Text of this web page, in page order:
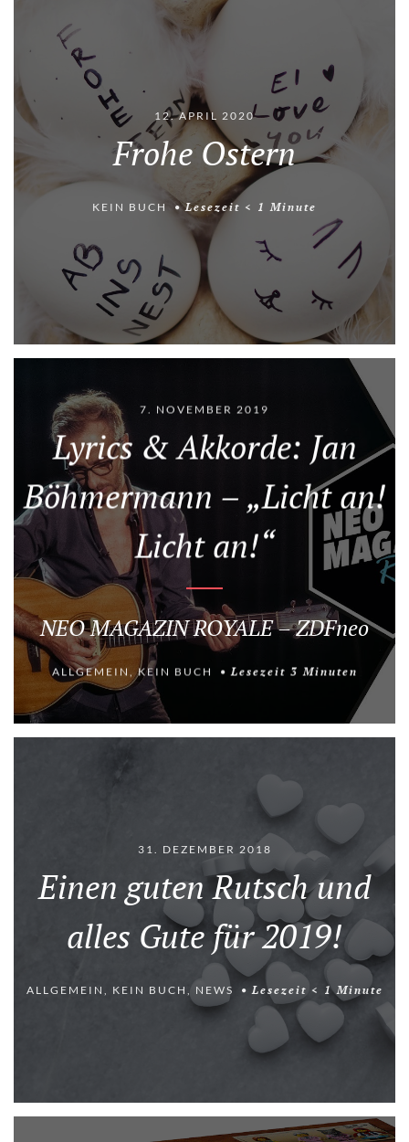
12. APRIL 2020
Frohe Ostern
KEIN BUCH Lesezeit < 1 Minute
7. NOVEMBER 2019
Lyrics & Akkorde: Jan
Böhmermann – „Licht an!
Licht an!“
NEO MAGAZIN ROYALE – ZDFneo
ALLGEMEIN ,KEIN BUCH Lesezeit 3 Minuten
31. DEZEMBER 2018
Einen guten Rutsch und
alles Gute für 2019!
ALLGEMEIN , KEIN BUCH , NEWS Lesezeit < 1 Minute